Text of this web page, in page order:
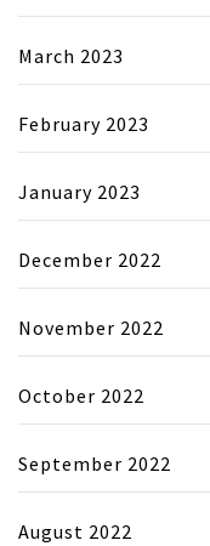
March 2023
February 2023
January 2023
December 2022
November 2022
October 2022
September 2022
August 2022